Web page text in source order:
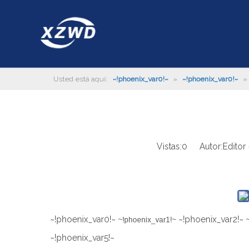
Usted está aquí: ~!phoenix_var0!~ » ~!phoenix_var0!~ »
Vistas:0 Autor:Editor
~!phoenix_var0!~ ~!phoenix_var1!~ ~!phoenix_var2!~
~!phoenix_var5!~